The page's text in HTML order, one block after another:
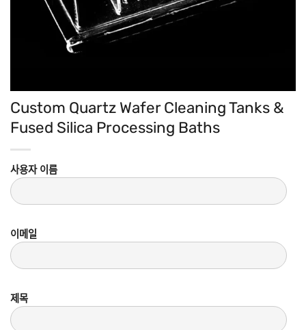
Custom Quartz Wafer Cleaning Tanks &
Fused Silica Processing Baths
사용자 이름
이메일
제목